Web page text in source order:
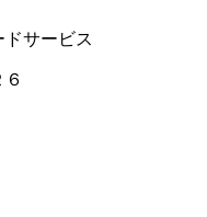
ドサービス